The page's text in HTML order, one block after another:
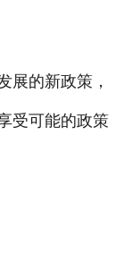
展的新政策，
受可能的政策